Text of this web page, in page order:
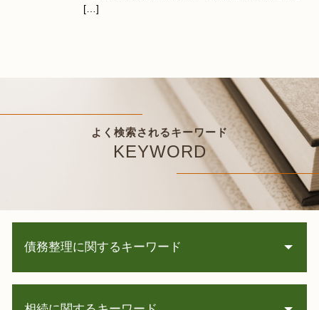
[…]
よく検索されるキーワード
KEYWORD
債務整理に関するキーワード